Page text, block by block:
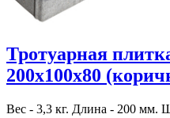
Тротуарная
200х100х80
Вес - 3,3 кг. Длина - 200 мм.